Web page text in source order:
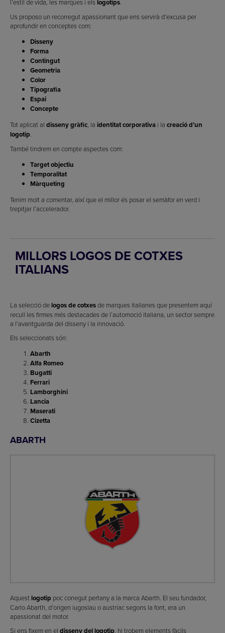
logotips
Us proposo un recorregut apassionant que ens servirà d’excusa per
aprofundir en conceptes com:
Disseny
Forma
Contingut
Geometria
Color
Tipografia
Espai
Concepte
Tot aplicat al disseny gràfic , la identitat corporativa i la creació d’un
logotip
També tindrem en compte aspectes com:
Target objectiu
Temporalitat
Màrqueting
Tenim molt a comentar, així que el millor és posar el semàfor en verd i
trepitjar l’accelerador.
MILLORS LOGOS DE COTXES
ITALIANS
La selecció de logos de cotxesde marques italianes que presentem aquí
recull les firmes més destacades de l’automoció italiana, un sector sempre
a l’avantguarda del disseny i la innovació.
Els seleccionats són:
Abarth
Alfa Romeo
Bugatti
Ferrari
Lamborghini
Lancia
Maserati
Cizetta
ABARTH
Aquest logotip poc conegut pertany a la marca Abarth. El seu fundador,
Carlo Abarth, d’origen iugoslau o austríac segons la font, era un
apassionat del motor.
Si ens fixem en el disseny del logotip, hi trobem elements fàcils